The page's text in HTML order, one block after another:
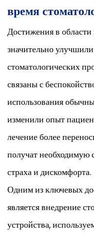
время
Достижения в области
значительно
стоматологических
связаны с
использования
изменили опыт
лечение более
получат необходимую
страха и дискомфорта.
Одним из ключевых
является внедрение
устройства,